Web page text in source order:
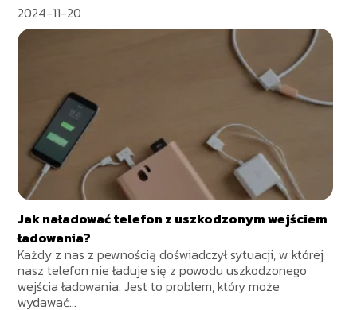
2024-11-20
Jak naładować telefon z uszkodzonym wejściem
ładowania?
Każdy z nas z pewnością doświadczył sytuacji, w której
nasz telefon nie ładuje się z powodu uszkodzonego
wejścia ładowania. Jest to problem, który może
wydawać...